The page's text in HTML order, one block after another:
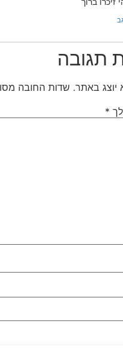
תגובה
יוצג באתר. שדות החובה
*